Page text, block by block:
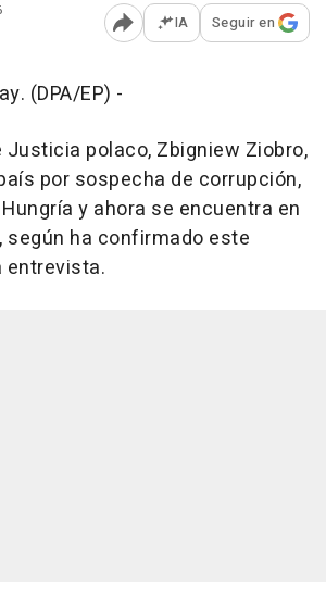
Abrir opciones para
IA Seguir en
(DPA/EP) -
Justicia polaco, Zbigniew Ziobro,
por sospecha de corrupción,
y ahora se encuentra en
según ha confirmado este
entrevista.